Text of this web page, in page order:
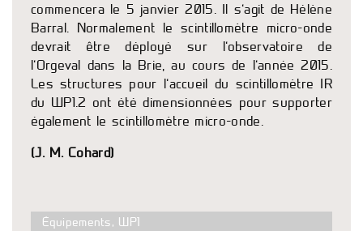
commencera le 5 janvier 2015. Il s’agit de Hélène
Barral. Normalement le scintillomètre micro-onde
devrait être déployé sur l’observatoire de
l’Orgeval dans la Brie, au cours de l’année 2015.
Les structures pour l’accueil du scintillomètre IR
du WP1.2 ont été dimensionnées pour supporter
également le scintillomètre micro-onde.
(J. M. Cohard)
Équipements, WP1